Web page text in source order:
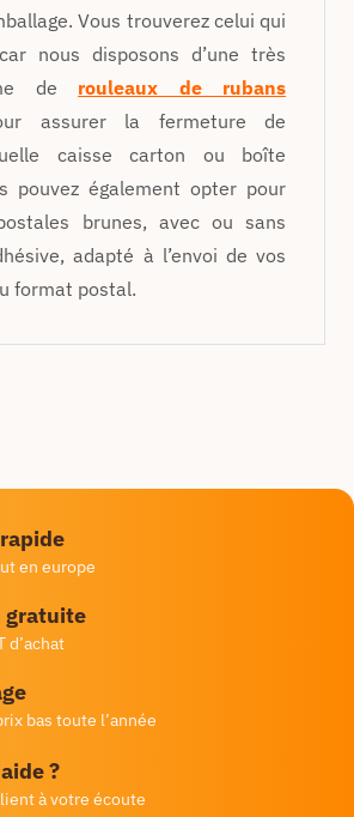
Vous trouverez celui qui
nous disposons d’une très
de rouleaux de rubans
assurer la fermeture de
caisse carton ou boîte
pouvez également opter pour
brunes, avec ou sans
adapté à l’envoi de vos
format postal.
en europe
gratuite
d’achat
bas toute l’année
?
à votre écoute